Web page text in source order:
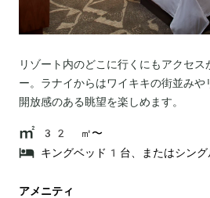
リゾート内のどこに行くにもアクセス
ー。ラナイからはワイキキの街並みや
開放感のある眺望を楽しめます。
32 ㎡〜
キングベッド1台、またはシン
アメニティ